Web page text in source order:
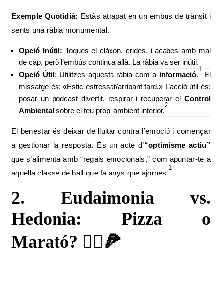
Exemple Quotidià: Estàs atrapat en un embús de trànsit i
sents una ràbia monumental.
Opció Inútil: Toques el clàxon, crides, i acabes amb mal
de cap, però l’embús continua allà. La ràbia va ser inútil.
Opció Útil: Utilitzes aquesta ràbia com a informació.
1
El
missatge és: «Estic estressat/arribant tard.» L’acció útil és:
posar un podcast divertit, respirar i recuperar el Control
Ambiental sobre el teu propi ambient interior.
2
El benestar és deixar de lluitar contra l’emoció i començar
a gestionar la resposta. És un acte d’“optimisme actiu”
que s’alimenta amb “regals emocionals,” com apuntar-te a
aquella classe de ball que fa anys que ajornes.
1
2. Eudaimonia vs.
Hedonia: Pizza o
Marató? 🏃‍♀️🍕